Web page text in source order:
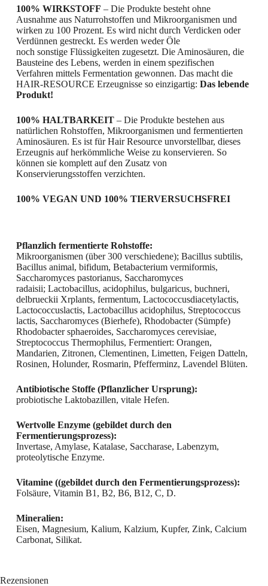
100% WIRKSTOFF – Die Produkte besteht ohne
Ausnahme aus Naturrohstoffen und Mikroorganismen und
wirken zu 100 Prozent. Es wird nicht durch Verdicken oder
Verdünnen gestreckt. Es werden weder Öle
noch sonstige Flüssigkeiten zugesetzt. Die Aminosäuren, die
Bausteine des Lebens, werden in einem spezifischen
Verfahren mittels Fermentation gewonnen. Das macht die
HAIR-RESOURCE Erzeugnisse so einzigartig: Das lebende
Produkt!
100% HALTBARKEIT– Die Produkte bestehen aus
natürlichen Rohstoffen, Mikroorganismen und fermentierten
Aminosäuren. Es ist für Hair Resource unvorstellbar, dieses
Erzeugnis auf herkömmliche Weise zu konservieren. So
können sie komplett auf den Zusatz von
Konservierungsstoffen verzichten.
100% VEGAN UND 100% TIERVERSUCHSFREI
Pflanzlich fermentierte Rohstoffe:
Mikroorganismen (über 300 verschiedene); Bacillus subtilis,
Bacillus animal, bifidum, Betabacterium vermiformis,
Saccharomyces pastorianus, Saccharomyces
radaisii; Lactobacillus, acidophilus, bulgaricus, buchneri,
delbrueckii Xrplants, fermentum, Lactococcusdiacetylactis,
Lactococcuslactis, Lactobacillus acidophilus, Streptococcus
lactis, Saccharomyces (Bierhefe), Rhodobacter (Sümpfe)
Rhodobacter sphaeroides, Saccharomyces cerevisiae,
Streptococcus Thermophilus, Fermentiert: Orangen,
Mandarien, Zitronen, Clementinen, Limetten, Feigen Datteln,
Rosinen, Holunder, Rosmarin, Pfefferminz, Lavendel Blüten.
Antibiotische Stoffe (Pflanzlicher Ursprung):
probiotische Laktobazillen, vitale Hefen.
Wertvolle Enzyme (gebildet durch den
Fermentierungsprozess):
Invertase, Amylase, Katalase, Saccharase, Labenzym,
proteolytische Enzyme.
Vitamine ((gebildet durch den Fermentierungsprozess):
Folsäure, Vitamin B1, B2, B6, B12, C, D.
Mineralien:
Eisen, Magnesium, Kalium, Kalzium, Kupfer, Zink, Calcium
Carbonat, Silikat.
Rezensionen